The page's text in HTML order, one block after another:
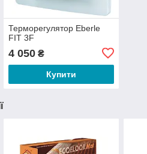
Терморегулятор Eberle
FIT 3F
4 050₴
Купити